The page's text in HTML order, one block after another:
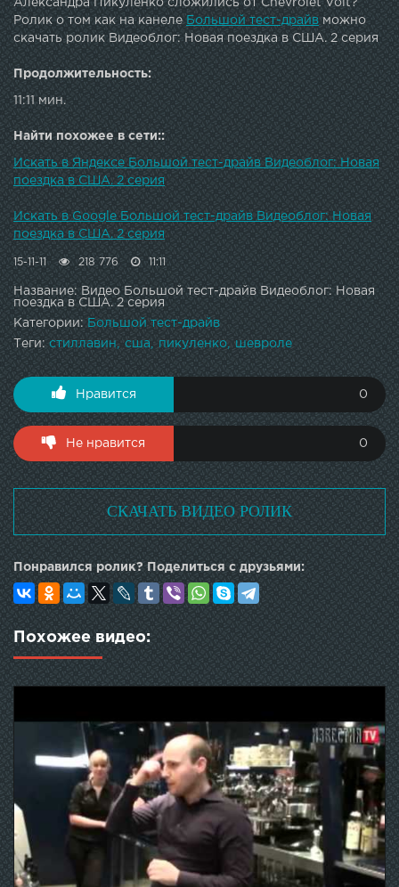
Александра Пикуленко сложились от Chevrolet Volt?
Ролик о том как на канеле Большой тест-драйвможно
скачать ролик Видеоблог: Новая поездка в США. 2 серия
Продолжительность:
11:11 мин.
Найти похожее в сети::
Искать в Яндексе Большой тест-драйв Видеоблог: Новая
поездка в США. 2 серия
Искать в Google Большой тест-драйв Видеоблог: Новая
поездка в США. 2 серия
15-11-11 218 776 11:11
Название: Видео Большой тест-драйв Видеоблог: Новая
поездка в США. 2 серия
Категории: Большой тест-драйв
Теги: стиллавин сша пикуленко шевроле
Нравится 0
Не нравится 0
СКАЧАТЬ ВИДЕО РОЛИК
Понравился ролик? Поделиться с друзьями:
Похожее видео: